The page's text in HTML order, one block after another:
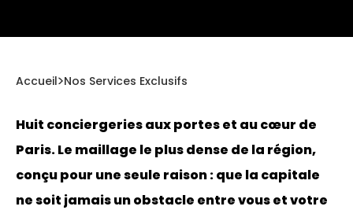
Accueil Nos Services Exclusifs
Huit conciergeries aux portes et au cœur de
Paris. Le maillage le plus dense de la région,
conçu pour une seule raison : que la capitale
ne soit jamais un obstacle entre vous et votre